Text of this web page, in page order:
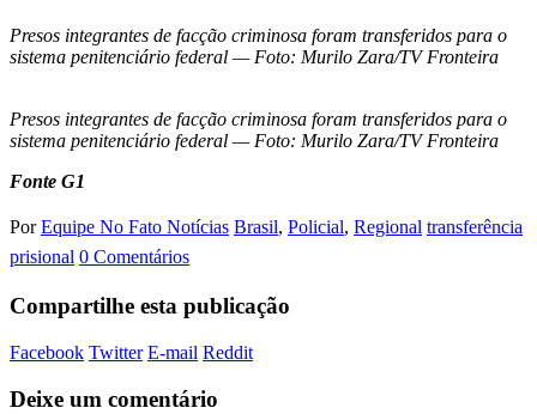
Presos integrantes de facção criminosa foram transferidos para o
sistema penitenciário federal — Foto: Murilo Zara/TV Fronteira
Presos integrantes de facção criminosa foram transferidos para o
sistema penitenciário federal — Foto: Murilo Zara/TV Fronteira
Fonte G1
Por Equipe No Fato Notícias Brasil, Policial, Regional transferência
prisional 0 Comentários
Compartilhe esta publicação
Facebook Twitter E-mail Reddit
Deixe um comentário